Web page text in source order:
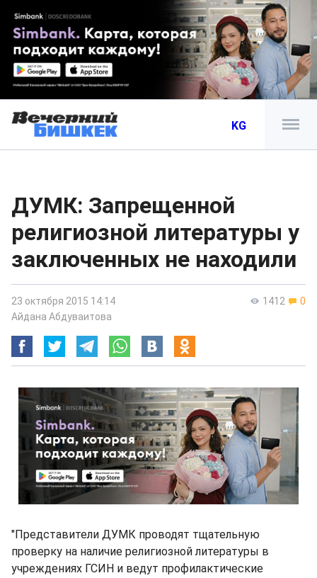
KG
ДУМК: Запрещенной
религиозной литературы у
заключенных не находили
1412 0
23 октября 2015 14:14
Айдана Абдуваитова
"Представители ДУМК проводят тщательную
проверку на наличие религиозной литературы в
учреждениях ГСИН и ведут профилактические